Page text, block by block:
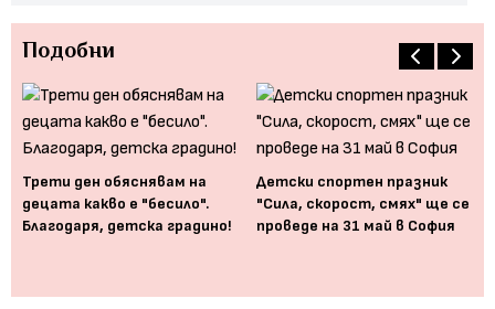
Подобни
Трети ден обяснявам на
децата какво е "бесило".
Благодаря, детска градино!
Детски спортен празник
"Сила, скорост, смях" ще се
проведе на 31 май в София